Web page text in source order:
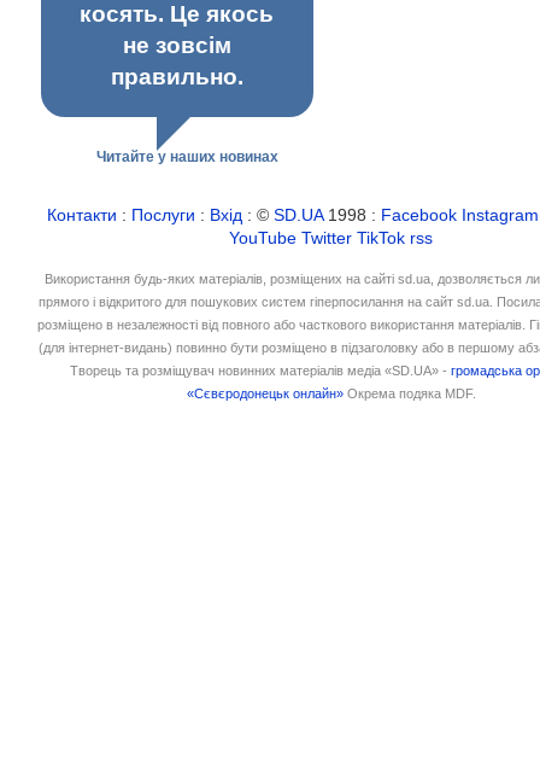
косять. Це якось
не зовсім
правильно.
Читайте у наших новинах
Контакти : Послуги : Вхід : ©SD.UA1998 : Facebook Instagram
YouTube Twitter TikTok rss
Використання будь-яких матеріалів, розміщених на сайті sd.ua, дозволяється
прямого і відкритого для пошукових систем гіперпосилання на сайт sd.ua.
розміщено в незалежності від повного або часткового використання матеріалів.
(для інтернет-видань) повинно бути розміщено в підзаголовку або в першому
Творець та розміщувач новинних матеріалів медіа «SD.UA» -громадська
«Сєвєродонецьк онлайн» Окрема подяка MDF.